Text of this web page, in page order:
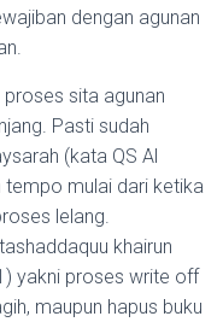
dengan agunan
sita agunan
Pasti sudah
(kata QS Al
tempo mulai dari ketika
lelang.
khairun
yakni proses write off
maupun hapus buku